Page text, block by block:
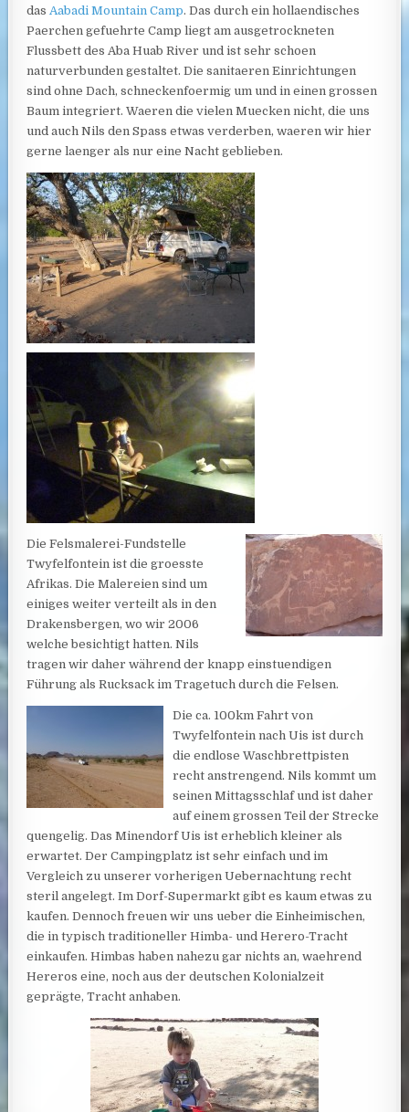
dasAabadi Mountain Camp. Das durch ein hollaendisches
Paerchen gefuehrte Camp liegt am ausgetrockneten
Flussbett des Aba Huab River und ist sehr schoen
naturverbunden gestaltet. Die sanitaeren Einrichtungen
sind ohne Dach, schneckenfoermig um und in einen grossen
Baum integriert.Waeren die vielen Muecken nicht, die uns
und auch Nils den Spass etwas verderben, waeren wir hier
gerne laenger als nur eine Nacht geblieben.
Die Felsmalerei-Fundstelle
Twyfelfontein ist die groesste
Afrikas. Die Malereien sind um
einiges weiter verteilt als in den
Drakensbergen, wo wir 2006
welche besichtigt hatten. Nils
tragen wir daher während der knapp einstuendigen
Führung als Rucksack im Tragetuch durch die Felsen.
Die ca. 100km Fahrt von
Twyfelfontein nach Uis ist durch
die endlose Waschbrettpisten
recht anstrengend. Nils kommt um
seinen Mittagsschlaf und ist daher
auf einem grossen Teil der Strecke
quengelig. Das Minendorf Uis ist erheblich kleiner als
erwartet. Der Campingplatz ist sehr einfach und im
Vergleich zu unserer vorherigen Uebernachtung recht
steril angelegt. Im Dorf-Supermarkt gibt es kaum etwas zu
kaufen. Dennoch freuen wir uns ueber die Einheimischen,
die in typisch traditioneller Himba- und Herero-Tracht
einkaufen. Himbas haben nahezu gar nichts an, waehrend
Hereros eine, noch aus der deutschen Kolonialzeit
geprägte, Tracht anhaben.